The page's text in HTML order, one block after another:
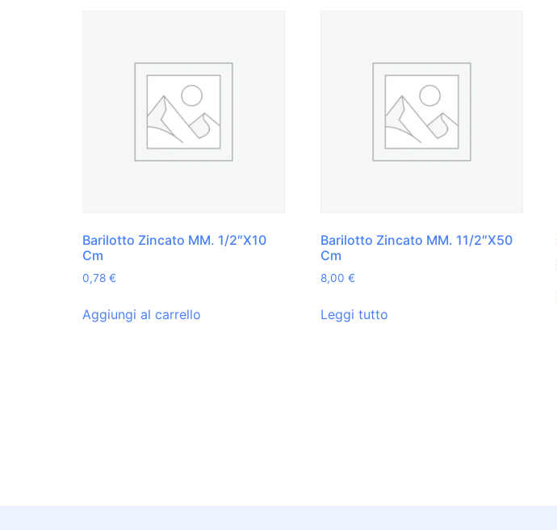
Barilotto Zincato MM. 1/2″X10
Cm
0,78 €
Aggiungi al carrello
Barilotto Zincato MM. 11/2″X50
Cm
8,00 €
Leggi tutto